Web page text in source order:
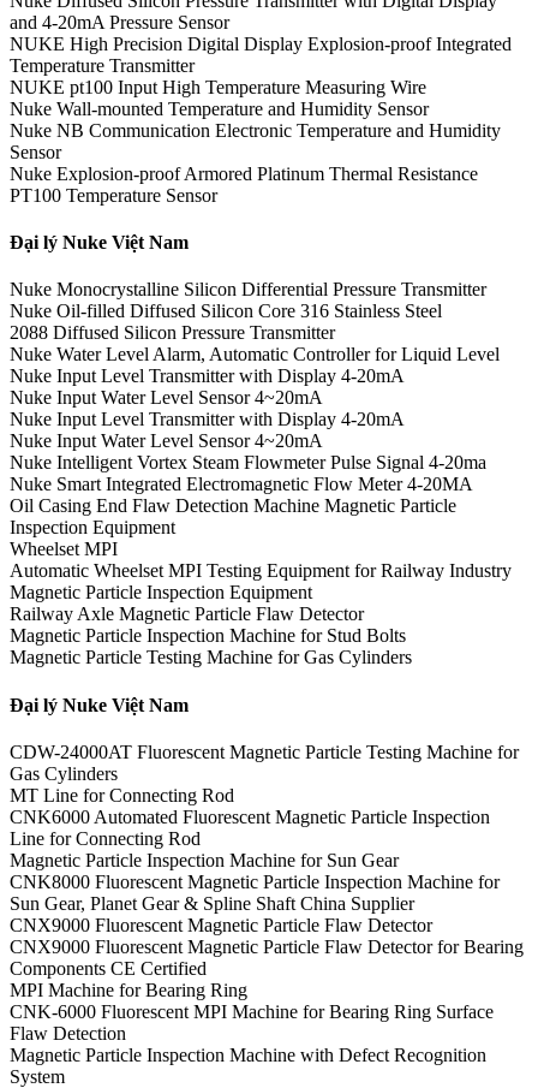
and 4-20mA Pressure Sensor
NUKE High Precision Digital Display Explosion-proof Integrated
Temperature Transmitter
NUKE pt100 Input High Temperature Measuring Wire
Nuke Wall-mounted Temperature and Humidity Sensor
Nuke NB Communication Electronic Temperature and Humidity
Sensor
Nuke Explosion-proof Armored Platinum Thermal Resistance
PT100 Temperature Sensor
Đại lý Nuke Việt Nam
Nuke Monocrystalline Silicon Differential Pressure Transmitter
Nuke Oil-filled Diffused Silicon Core 316 Stainless Steel
2088 Diffused Silicon Pressure Transmitter
Nuke Water Level Alarm, Automatic Controller for Liquid Level
Nuke Input Level Transmitter with Display 4-20mA
Nuke Input Water Level Sensor 4~20mA
Nuke Input Level Transmitter with Display 4-20mA
Nuke Input Water Level Sensor 4~20mA
Nuke Intelligent Vortex Steam Flowmeter Pulse Signal 4-20ma
Nuke Smart Integrated Electromagnetic Flow Meter 4-20MA
Oil Casing End Flaw Detection Machine Magnetic Particle
Inspection Equipment
Wheelset MPI
Automatic Wheelset MPI Testing Equipment for Railway Industry
Magnetic Particle Inspection Equipment
Railway Axle Magnetic Particle Flaw Detector
Magnetic Particle Inspection Machine for Stud Bolts
Magnetic Particle Testing Machine for Gas Cylinders
Đại lý Nuke Việt Nam
CDW-24000AT Fluorescent Magnetic Particle Testing Machine for
Gas Cylinders
MT Line for Connecting Rod
CNK6000 Automated Fluorescent Magnetic Particle Inspection
Line for Connecting Rod
Magnetic Particle Inspection Machine for Sun Gear
CNK8000 Fluorescent Magnetic Particle Inspection Machine for
Sun Gear, Planet Gear & Spline Shaft China Supplier
CNX9000 Fluorescent Magnetic Particle Flaw Detector
CNX9000 Fluorescent Magnetic Particle Flaw Detector for Bearing
Components CE Certified
MPI Machine for Bearing Ring
CNK-6000 Fluorescent MPI Machine for Bearing Ring Surface
Flaw Detection
Magnetic Particle Inspection Machine with Defect Recognition
System